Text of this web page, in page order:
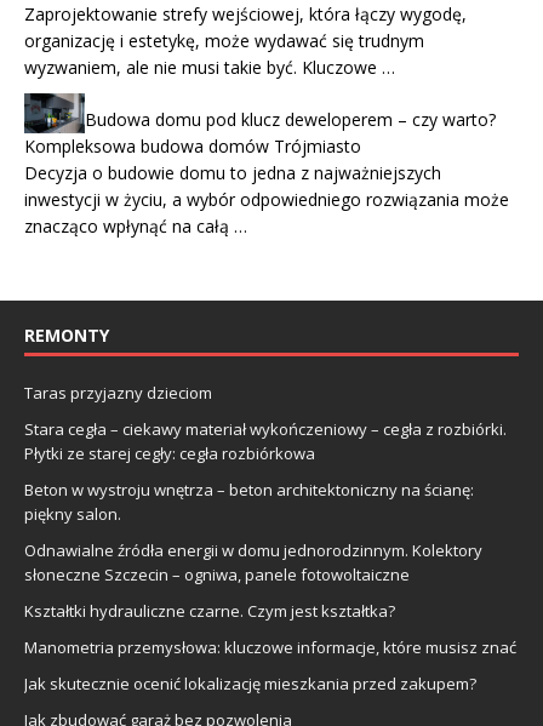
Zaprojektowanie strefy wejściowej, która łączy wygodę,
organizację i estetykę, może wydawać się trudnym
wyzwaniem, ale nie musi takie być. Kluczowe …
Budowa domu pod klucz deweloperem – czy warto?
Kompleksowa budowa domów Trójmiasto
Decyzja o budowie domu to jedna z najważniejszych
inwestycji w życiu, a wybór odpowiedniego rozwiązania może
znacząco wpłynąć na całą …
REMONTY
Taras przyjazny dzieciom
Stara cegła – ciekawy materiał wykończeniowy – cegła z rozbiórki.
Płytki ze starej cegły: cegła rozbiórkowa
Beton w wystroju wnętrza – beton architektoniczny na ścianę:
piękny salon.
Odnawialne źródła energii w domu jednorodzinnym. Kolektory
słoneczne Szczecin – ogniwa, panele fotowoltaiczne
Kształtki hydrauliczne czarne. Czym jest kształtka?
Manometria przemysłowa: kluczowe informacje, które musisz znać
Jak skutecznie ocenić lokalizację mieszkania przed zakupem?
Jak zbudować garaż bez pozwolenia